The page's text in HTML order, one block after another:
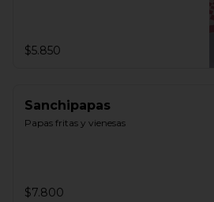
$5.850
Sanchipapas
Papas fritas y vienesas
$7.800